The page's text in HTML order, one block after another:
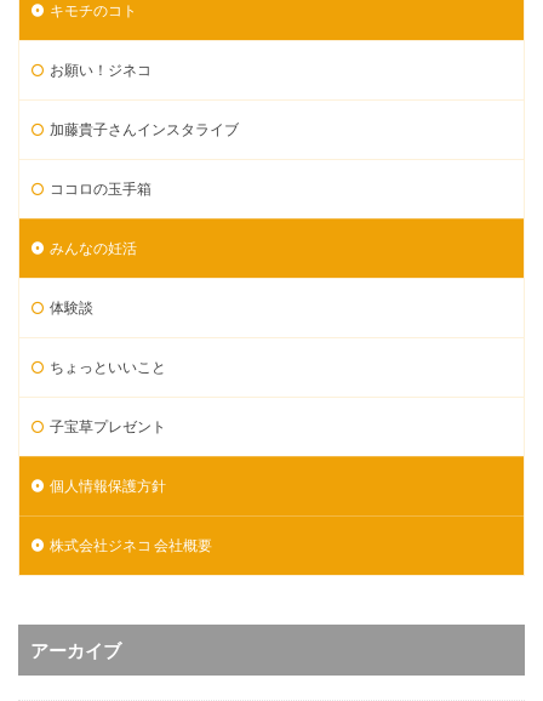
キモチのコト
お願い！ジネコ
加藤貴子さんインスタライブ
ココロの玉手箱
みんなの妊活
体験談
ちょっといいこと
子宝草プレゼント
個人情報保護方針
株式会社ジネコ 会社概要
アーカイブ